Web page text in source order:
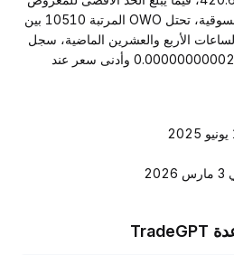
420.69T. ومن حيث القيمة السوقية، تحتل OWO المرتبة 10510 بين
الأربع والعشرين الماضية، سجل
OWO أعلى سعر عند $0.000000000020417 وأدنى سعر عند